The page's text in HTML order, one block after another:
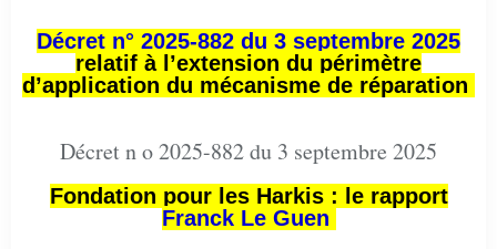
Décret n° 2025-882 du 3 septembre 2025
relatif à l’extension du périmètre
d’application du mécanisme de réparation
Décret n o 2025-882 du 3 septembre 2025
Fondation pour les Harkis : le rapport
Franck Le Guen